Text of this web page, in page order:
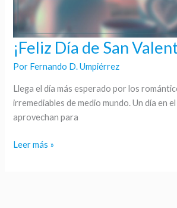
¡Feliz Día de San
Por Fernando D. Umpiérrez
Llega el día más esperado por los
irremediables de medio mundo. Un día en
aprovechan para
¡Feliz
Día
de
San
Valentín!
Leer más »